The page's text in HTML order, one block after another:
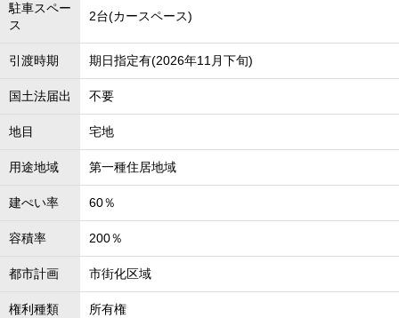
駐車スペー
ス
2台(カースペース)
引渡時期 期日指定有(2026年11月下旬)
国土法届出 不要
地目 宅地
用途地域 第一種住居地域
建ぺい率 60％
容積率 200％
都市計画 市街化区域
権利種類 所有権